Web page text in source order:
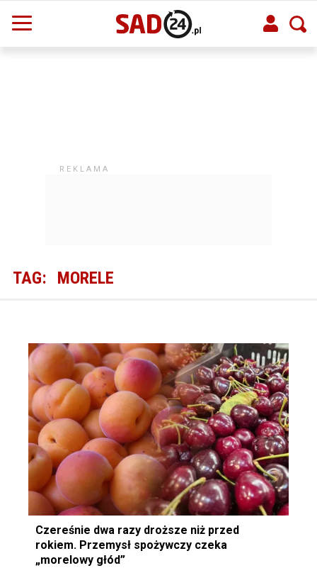
TAG: MORELE
Czereśnie dwa razy droższe niż przed
rokiem. Przemysł spożywczy czeka
„morelowy głód”